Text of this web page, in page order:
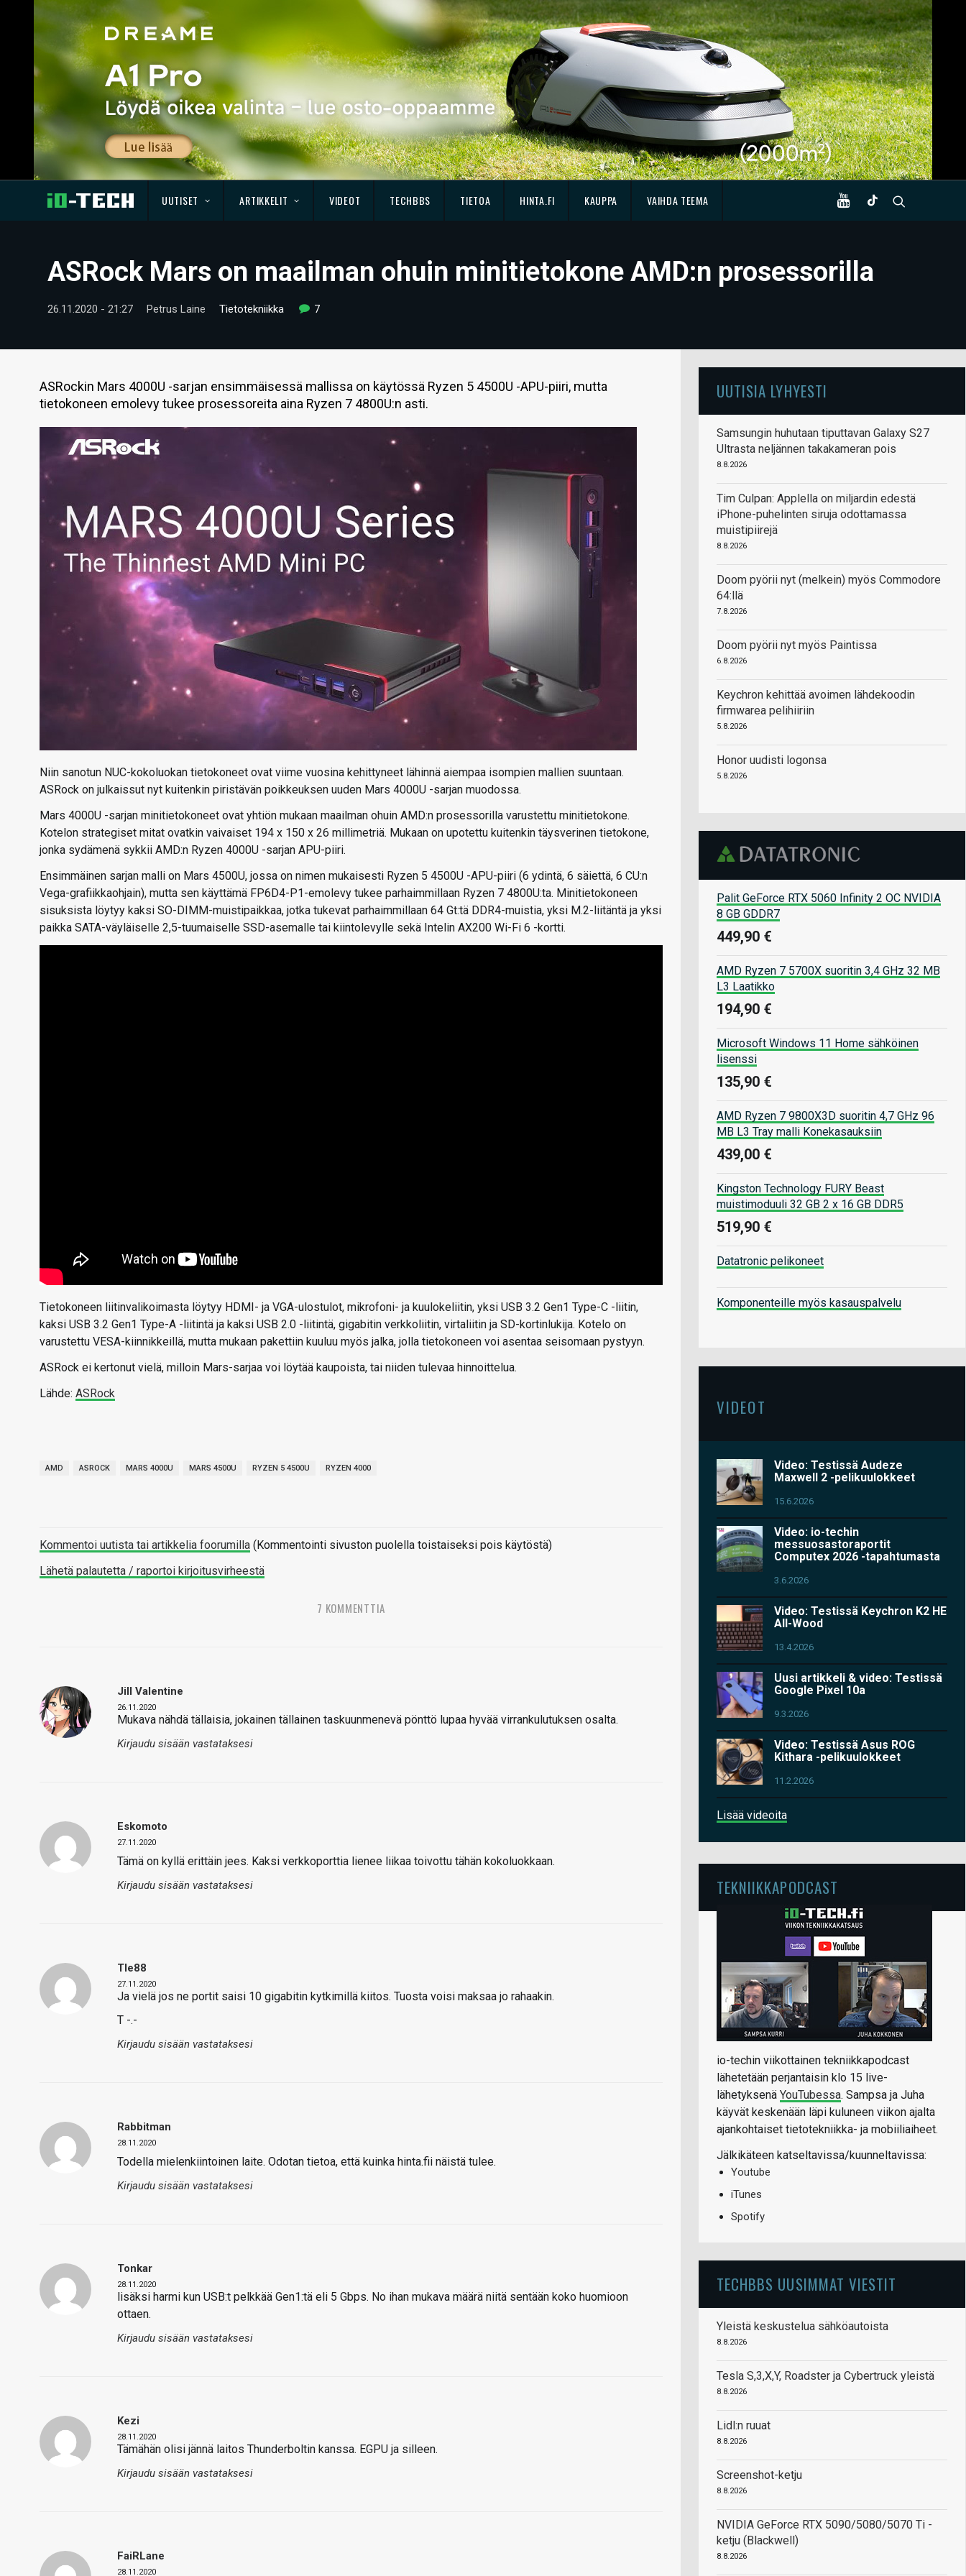
UUTISET ARTIKKELIT VIDEOT TECHBBS TIETOA HINTA.FI KAUPPA VAIHDA TEEMA
ASRock Mars on maailman ohuin minitietokone AMD:n prosessorilla
26.11.2020 - 21:27 Petrus Laine Tietotekniikka 7
ASRockin Mars 4000U -sarjan ensimmäisessä mallissa on käytössä Ryzen 5 4500U -APU-piiri, mutta
tietokoneen emolevy tukee prosessoreita aina Ryzen 7 4800U:n asti.
Niin sanotun NUC-kokoluokan tietokoneet ovat viime vuosina kehittyneet lähinnä aiempaa isompien mallien suuntaan.
ASRock on julkaissut nyt kuitenkin piristävän poikkeuksen uuden Mars 4000U -sarjan muodossa.
Mars 4000U -sarjan minitietokoneet ovat yhtiön mukaan maailman ohuin AMD:n prosessorilla varustettu minitietokone.
Kotelon strategiset mitat ovatkin vaivaiset 194 x 150 x 26 millimetriä. Mukaan on upotettu kuitenkin täysverinen tietokone,
jonka sydämenä sykkii AMD:n Ryzen 4000U -sarjan APU-piiri.
Ensimmäinen sarjan malli on Mars 4500U, jossa on nimen mukaisesti Ryzen 5 4500U -APU-piiri (6 ydintä, 6 säiettä, 6 CU:n
Vega-grafiikkaohjain), mutta sen käyttämä FP6D4-P1-emolevy tukee parhaimmillaan Ryzen 7 4800U:ta. Minitietokoneen
sisuksista löytyy kaksi SO-DIMM-muistipaikkaa, jotka tukevat parhaimmillaan 64 Gt:tä DDR4-muistia, yksi M.2-liitäntä ja yksi
paikka SATA-väyläiselle 2,5-tuumaiselle SSD-asemalle tai kiintolevylle sekä Intelin AX200 Wi-Fi 6 -kortti.
Tietokoneen liitinvalikoimasta löytyy HDMI- ja VGA-ulostulot, mikrofoni- ja kuulokeliitin, yksi USB 3.2 Gen1 Type-C -liitin,
kaksi USB 3.2 Gen1 Type-A -liitintä ja kaksi USB 2.0 -liitintä, gigabitin verkkoliitin, virtaliitin ja SD-kortinlukija. Kotelo on
varustettu VESA-kiinnikkeillä, mutta mukaan pakettiin kuuluu myös jalka, jolla tietokoneen voi asentaa seisomaan pystyyn.
ASRock ei kertonut vielä, milloin Mars-sarjaa voi löytää kaupoista, tai niiden tulevaa hinnoittelua.
Lähde: ASRock
AMD ASROCK MARS 4000U MARS 4500U RYZEN 5 4500U RYZEN 4000
Kommentoi uutista tai artikkelia foorumilla (Kommentointi sivuston puolella toistaiseksi pois käytöstä)
Lähetä palautetta / raportoi kirjoitusvirheestä
7 KOMMENTTIA
Jill Valentine
26.11.2020
Mukava nähdä tällaisia, jokainen tällainen taskuunmenevä pönttö lupaa hyvää virrankulutuksen osalta.
Kirjaudu sisään vastataksesi
Eskomoto
27.11.2020
Tämä on kyllä erittäin jees. Kaksi verkkoporttia lienee liikaa toivottu tähän kokoluokkaan.
Kirjaudu sisään vastataksesi
Tle88
27.11.2020
Ja vielä jos ne portit saisi 10 gigabitin kytkimillä kiitos. Tuosta voisi maksaa jo rahaakin.
T -.-
Kirjaudu sisään vastataksesi
Rabbitman
28.11.2020
Todella mielenkiintoinen laite. Odotan tietoa, että kuinka hinta.fii näistä tulee.
Kirjaudu sisään vastataksesi
Tonkar
28.11.2020
lisäksi harmi kun USB:t pelkkää Gen1:tä eli 5 Gbps. No ihan mukava määrä niitä sentään koko huomioon
ottaen.
Kirjaudu sisään vastataksesi
Kezi
28.11.2020
Tämähän olisi jännä laitos Thunderboltin kanssa. EGPU ja silleen.
Kirjaudu sisään vastataksesi
FaiRLane
28.11.2020
UUTISIA LYHYESTI
Samsungin huhutaan tiputtavan Galaxy S27
Ultrasta neljännen takakameran pois
8.8.2026
Tim Culpan: Applella on miljardin edestä
iPhone-puhelinten siruja odottamassa
muistipiirejä
8.8.2026
Doom pyörii nyt (melkein) myös Commodore
64:llä
7.8.2026
Doom pyörii nyt myös Paintissa
6.8.2026
Keychron kehittää avoimen lähdekoodin
firmwarea pelihiiriin
5.8.2026
Honor uudisti logonsa
5.8.2026
Palit GeForce RTX 5060 Infinity 2 OC NVIDIA
8 GB GDDR7
449,90 €
AMD Ryzen 7 5700X suoritin 3,4 GHz 32 MB
L3 Laatikko
194,90 €
Microsoft Windows 11 Home sähköinen
lisenssi
135,90 €
AMD Ryzen 7 9800X3D suoritin 4,7 GHz 96
MB L3 Tray malli Konekasauksiin
439,00 €
Kingston Technology FURY Beast
muistimoduuli 32 GB 2 x 16 GB DDR5
519,90 €
Datatronic pelikoneet
Komponenteille myös kasauspalvelu
VIDEOT
Video: Testissä Audeze
Maxwell 2 -pelikuulokkeet
15.6.2026
Video: io-techin
messuosastoraportit
Computex 2026 -tapahtumasta
3.6.2026
Video: Testissä Keychron K2 HE
All-Wood
13.4.2026
Uusi artikkeli & video: Testissä
Google Pixel 10a
9.3.2026
Video: Testissä Asus ROG
Kithara -pelikuulokkeet
11.2.2026
Lisää videoita
TEKNIIKKAPODCAST
io-techin viikottainen tekniikkapodcast
lähetetään perjantaisin klo 15 live-
lähetyksenä YouTubessa. Sampsa ja Juha
käyvät keskenään läpi kuluneen viikon ajalta
ajankohtaiset tietotekniikka- ja mobiiliaiheet.
Jälkikäteen katseltavissa/kuunneltavissa:
Youtube
iTunes
Spotify
TECHBBS UUSIMMAT VIESTIT
Yleistä keskustelua sähköautoista
8.8.2026
Tesla S,3,X,Y, Roadster ja Cybertruck yleistä
8.8.2026
Lidl:n ruuat
8.8.2026
Screenshot-ketju
8.8.2026
NVIDIA GeForce RTX 5090/5080/5070 Ti -
ketju (Blackwell)
8.8.2026